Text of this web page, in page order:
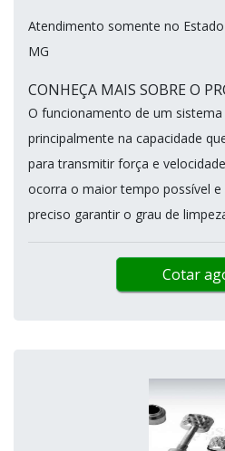
Atendimento somente no
MG
CONHEÇA MAIS SOBRE O
O funcionamento de um
principalmente na capacidade
para transmitir força e
ocorra o maior tempo possível
preciso garantir o grau de
Cotar